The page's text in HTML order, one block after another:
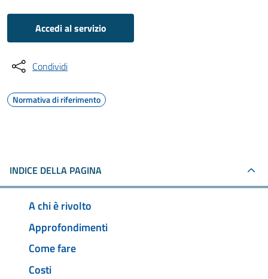
Accedi al servizio
Condividi
Normativa di riferimento
INDICE DELLA PAGINA
A chi è rivolto
Approfondimenti
Come fare
Costi